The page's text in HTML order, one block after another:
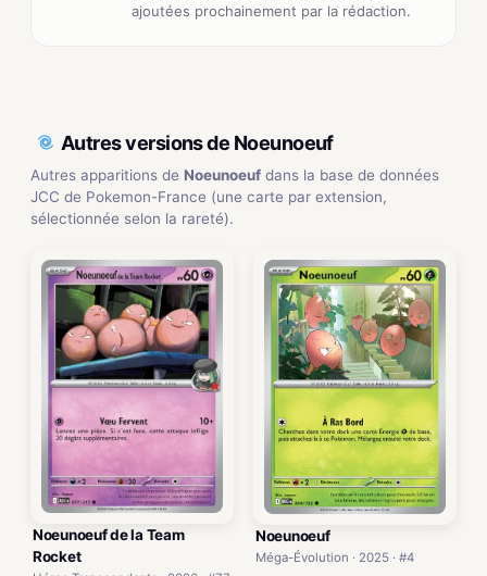
ajoutées prochainement par la rédaction.
Autres versions de Noeunoeuf
Autres apparitions de Noeunoeuf dans la base de données
JCC de Pokemon-France (une carte par extension,
sélectionnée selon la rareté).
Noeunoeuf de la Team
Rocket
Noeunoeuf
Méga-Évolution · 2025 · #4